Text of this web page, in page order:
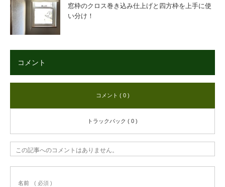
窓枠のクロス巻き込み仕上げと四方枠を上手に使
い分け！
コメント
コメント ( 0 )
トラックバック ( 0 )
この記事へのコメントはありません。
名前 ( 必須 )